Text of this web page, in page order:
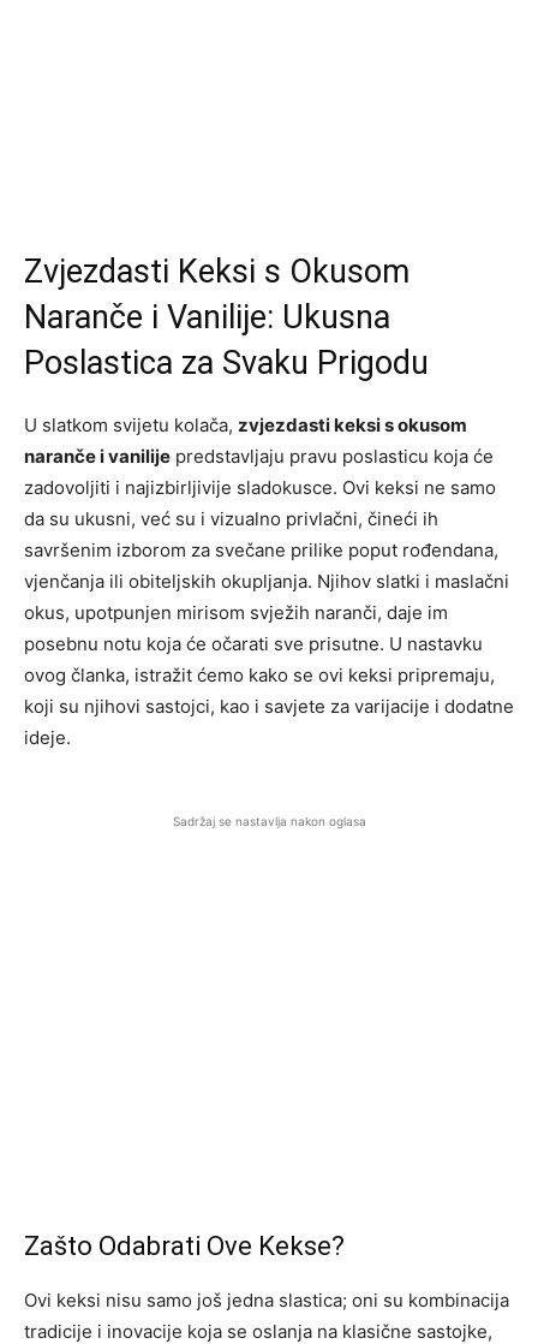
Zvjezdasti Keksi s Okusom
Naranče i Vanilije: Ukusna
Poslastica za Svaku Prigodu
U slatkom svijetu kolača, zvjezdasti keksi s okusom
naranče i vanilije predstavljaju pravu poslasticu koja će
zadovoljiti i najizbirljivije sladokusce. Ovi keksi ne samo
da su ukusni, već su i vizualno privlačni, čineći ih
savršenim izborom za svečane prilike poput rođendana,
vjenčanja ili obiteljskih okupljanja. Njihov slatki i maslačni
okus, upotpunjen mirisom svježih naranči, daje im
posebnu notu koja će očarati sve prisutne. U nastavku
ovog članka, istražit ćemo kako se ovi keksi pripremaju,
koji su njihovi sastojci, kao i savjete za varijacije i dodatne
ideje.
Sadržaj se nastavlja nakon oglasa
Zašto Odabrati Ove Kekse?
Ovi keksi nisu samo još jedna slastica; oni su kombinacija
tradicije i inovacije koja se oslanja na klasične sastojke,